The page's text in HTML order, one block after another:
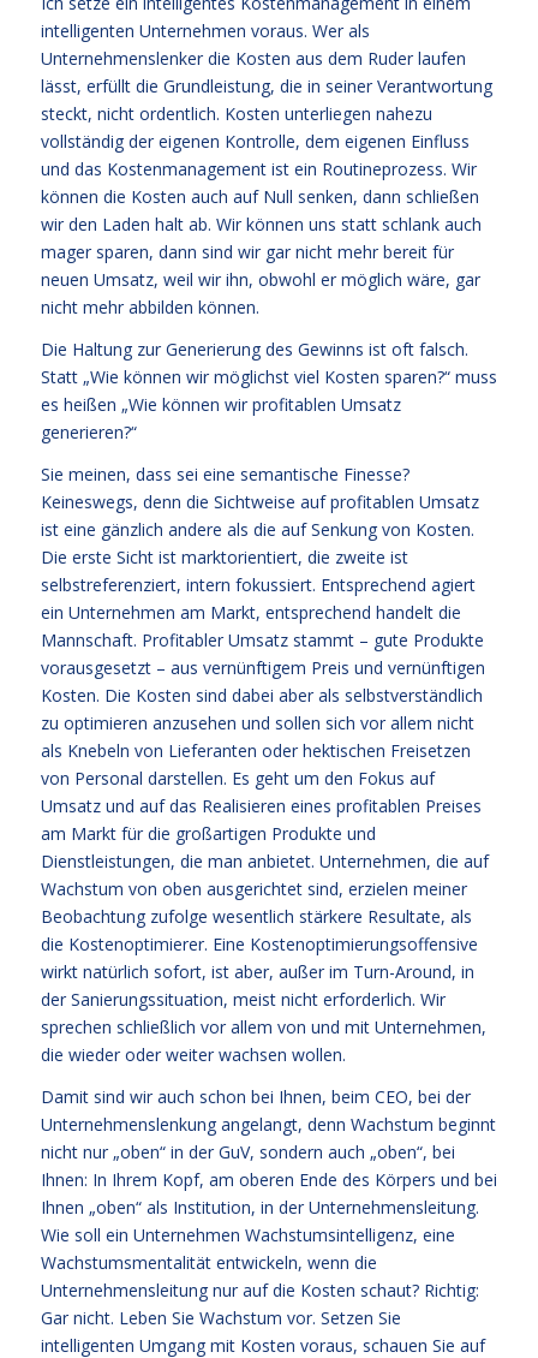
intelligenten Unternehmen voraus. Wer als
Unternehmenslenker die Kosten aus dem Ruder laufen
lässt, erfüllt die Grundleistung, die in seiner Verantwortung
steckt, nicht ordentlich. Kosten unterliegen nahezu
vollständig der eigenen Kontrolle, dem eigenen Einfluss
und das Kostenmanagement ist ein Routineprozess. Wir
können die Kosten auch auf Null senken, dann schließen
wir den Laden halt ab. Wir können uns statt schlank auch
mager sparen, dann sind wir gar nicht mehr bereit für
neuen Umsatz, weil wir ihn, obwohl er möglich wäre, gar
nicht mehr abbilden können.
Die Haltung zur Generierung des Gewinns ist oft falsch.
Statt „Wie können wir möglichst viel Kosten sparen?“ muss
es heißen „Wie können wir profitablen Umsatz
generieren?“
Sie meinen, dass sei eine semantische Finesse?
Keineswegs, denn die Sichtweise auf profitablen Umsatz
ist eine gänzlich andere als die auf Senkung von Kosten.
Die erste Sicht ist marktorientiert, die zweite ist
selbstreferenziert, intern fokussiert. Entsprechend agiert
ein Unternehmen am Markt, entsprechend handelt die
Mannschaft. Profitabler Umsatz stammt – gute Produkte
vorausgesetzt – aus vernünftigem Preis und vernünftigen
Kosten. Die Kosten sind dabei aber als selbstverständlich
zu optimieren anzusehen und sollen sich vor allem nicht
als Knebeln von Lieferanten oder hektischen Freisetzen
von Personal darstellen. Es geht um den Fokus auf
Umsatz und auf das Realisieren eines profitablen Preises
am Markt für die großartigen Produkte und
Dienstleistungen, die man anbietet. Unternehmen, die auf
Wachstum von oben ausgerichtet sind, erzielen meiner
Beobachtung zufolge wesentlich stärkere Resultate, als
die Kostenoptimierer. Eine Kostenoptimierungsoffensive
wirkt natürlich sofort, ist aber, außer im Turn-Around, in
der Sanierungssituation, meist nicht erforderlich. Wir
sprechen schließlich vor allem von und mit Unternehmen,
die wieder oder weiter wachsen wollen.
Damit sind wir auch schon bei Ihnen, beim CEO, bei der
Unternehmenslenkung angelangt, denn Wachstum beginnt
nicht nur „oben“ in der GuV, sondern auch „oben“, bei
Ihnen: In Ihrem Kopf, am oberen Ende des Körpers und bei
Ihnen „oben“ als Institution, in der Unternehmensleitung.
Wie soll ein Unternehmen Wachstumsintelligenz, eine
Wachstumsmentalität entwickeln, wenn die
Unternehmensleitung nur auf die Kosten schaut? Richtig:
Gar nicht. Leben Sie Wachstum vor. Setzen Sie
intelligenten Umgang mit Kosten voraus, schauen Sie auf